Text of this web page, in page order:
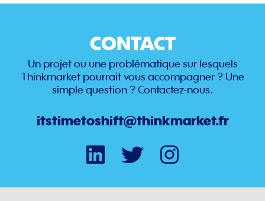
CONTACT
Un projet ou une problématique sur lesquels
Thinkmarket pourrait vous accompagner ? Une
simple question ? Contactez-nous.
itstimetoshift@thinkmarket.fr